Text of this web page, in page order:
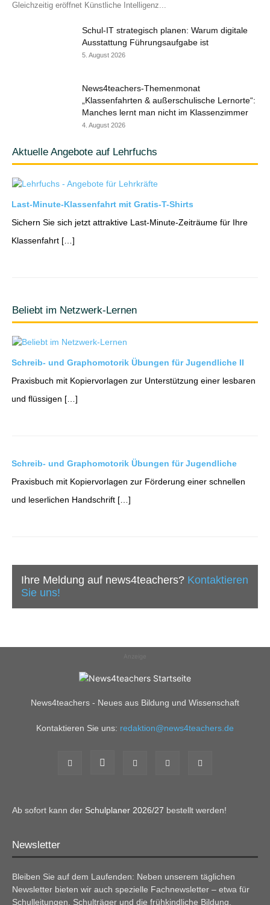
Gleichzeitig eröffnet Künstliche Intelligenz...
Schul-IT strategisch planen: Warum digitale
Ausstattung Führungsaufgabe ist
5. August 2026
News4teachers-Themenmonat
„Klassenfahrten & außerschulische Lernorte“:
Manches lernt man nicht im Klassenzimmer
4. August 2026
Aktuelle Angebote auf Lehrfuchs
Last-Minute-Klassenfahrt mit Gratis-T-Shirts
Sichern Sie sich jetzt attraktive Last-Minute-Zeiträume für Ihre
Klassenfahrt […]
Beliebt im Netzwerk-Lernen
Schreib- und Graphomotorik Übungen für Jugendliche II
Praxisbuch mit Kopiervorlagen zur Unterstützung einer lesbaren
und flüssigen […]
Schreib- und Graphomotorik Übungen für Jugendliche
Praxisbuch mit Kopiervorlagen zur Förderung einer schnellen
und leserlichen Handschrift […]
Ihre Meldung auf news4teachers? Kontaktieren
Sie uns!
News4teachers - Neues aus Bildung und Wissenschaft
Kontaktieren Sie uns: redaktion@news4teachers.de
Ab sofort kann der Schulplaner 2026/27 bestellt werden!
Newsletter
Bleiben Sie auf dem Laufenden: Neben unserem täglichen
Newsletter bieten wir auch spezielle Fachnewsletter – etwa für
Schulleitungen, Schulträger und die frühkindliche Bildung.